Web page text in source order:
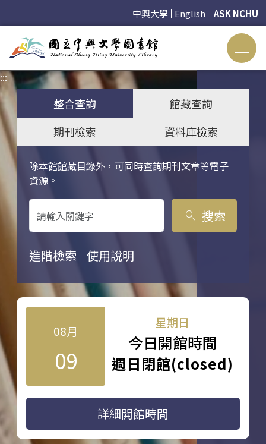
中興大學 English ASK NCHU
:::
整合查詢
館藏查詢
期刊檢索
資料庫檢索
除本館館藏目錄外，可同時查詢期刊文章等電子
資源。
關鍵字搜尋
search 搜索
進階檢索 使用說明
08月
09
星期日
今日開館時間
週日閉館(closed)
詳細開館時間